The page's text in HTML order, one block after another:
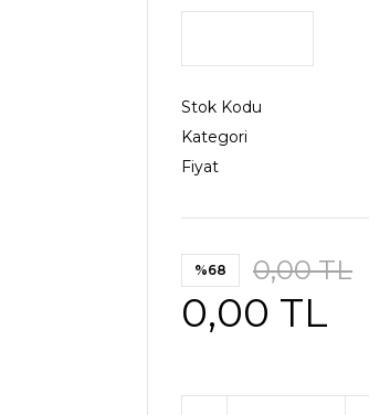
Stok Kodu
Kategori
Fiyat
%68 0,00 TL
0,00 TL